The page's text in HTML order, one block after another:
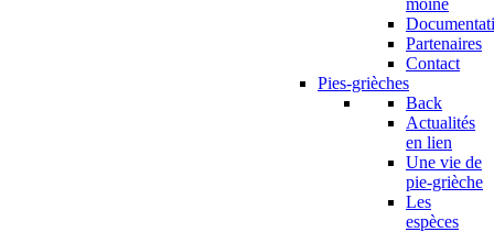
moine
Partenaires
Contact
Pies-grièches
Back
Actualités
en lien
Une vie de
pie-grièche
Les
espèces